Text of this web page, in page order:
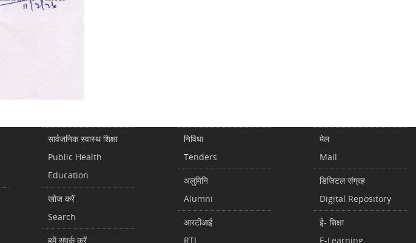
सार्वजनिक स्वास्थ शिक्षा
Public Health
Education
खोज करें
Search
हमें संपर्क करें
निविधा
Tenders
अलुमिनि
Alumni
आरटीआई
RTI
मेल
Mail
डिजिटल संग्रह
Digital Repository
ई- शिक्षा
E-Learning